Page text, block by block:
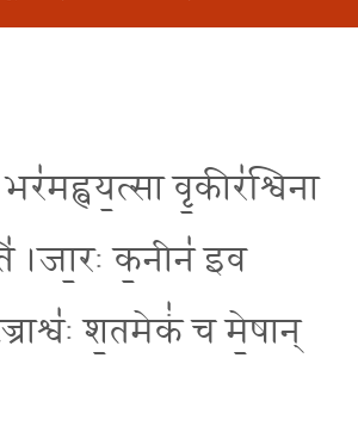
वृ॒कीर॑श्विना
।जा॒रः क॒नीन॑ इव
श॒तमेकं॑ च मे॒षान्